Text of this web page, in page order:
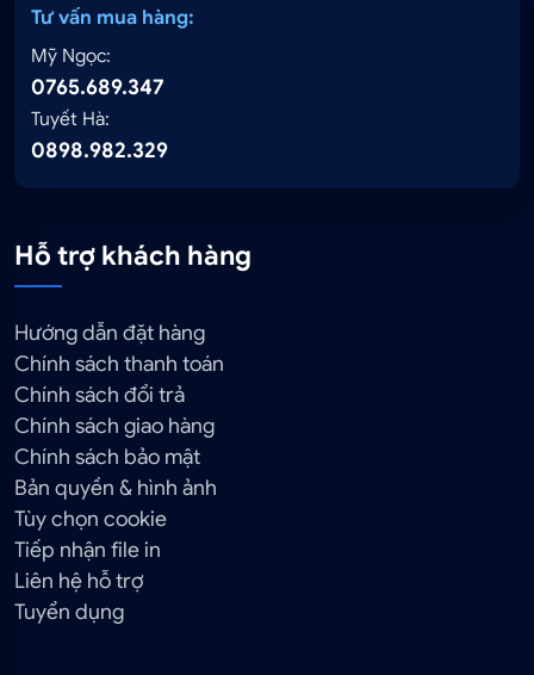
Tư vấn mua hàng:
Mỹ Ngọc:
0765.689.347
Tuyết Hà:
0898.982.329
Hỗ trợ khách hàng
Hướng dẫn đặt hàng
Chính sách thanh toán
Chính sách đổi trả
Chính sách giao hàng
Chính sách bảo mật
Bản quyền & hình ảnh
Tùy chọn cookie
Tiếp nhận file in
Liên hệ hỗ trợ
Tuyển dụng